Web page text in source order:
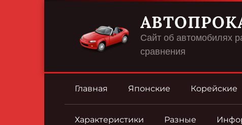
Сайт об автомобилях
сравнения
Главная Японские Корейские
Характеристики Разные